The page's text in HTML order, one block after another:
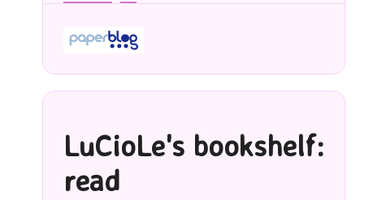
LuCioLe's bookshelf:
read